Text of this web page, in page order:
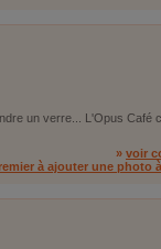
un verre... L'Opus Café
» voir
à ajouter une photo